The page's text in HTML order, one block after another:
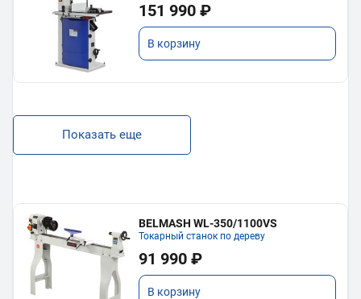
151 990 ₽
В корзину
Показать еще
BELMASH WL-350/1100VS
Токарный станок по дереву
91 990 ₽
В корзину